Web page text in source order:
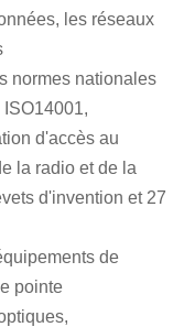
les réseaux
normes nationales
d'accès au
la radio et de la
d'invention et 27
de
pointe